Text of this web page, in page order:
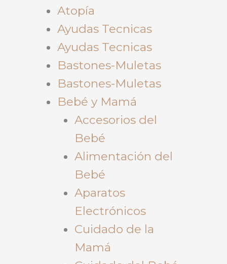
Atopía
Ayudas Tecnicas
Ayudas Tecnicas
Bastones-Muletas
Bastones-Muletas
Bebé y Mamá
Accesorios del
Bebé
Alimentación del
Bebé
Aparatos
Electrónicos
Cuidado de la
Mamá